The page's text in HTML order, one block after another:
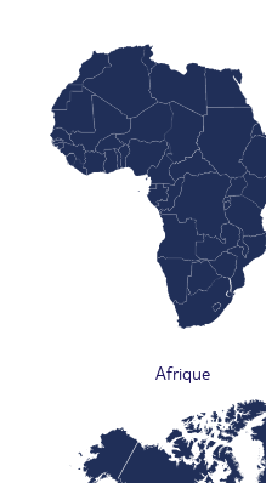
Afrique